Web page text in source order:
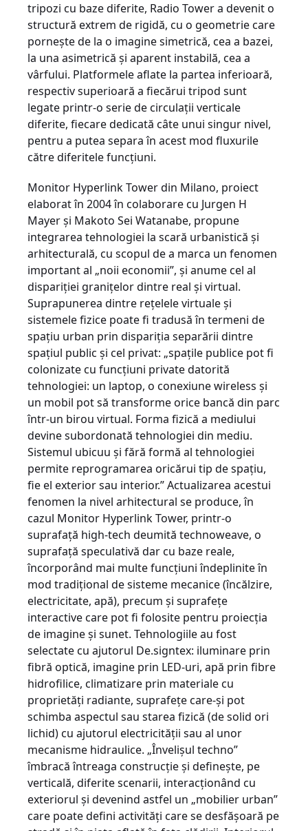
tripozi cu baze diferite, Radio Tower a devenit o
structură extrem de rigidă, cu o geometrie care
porneşte de la o imagine simetrică, cea a bazei,
la una asimetrică şi aparent instabilă, cea a
vârfului. Platformele aflate la partea inferioară,
respectiv superioară a fiecărui tripod sunt
legate printr-o serie de circulaţii verticale
diferite, fiecare dedicată câte unui singur nivel,
pentru a putea separa în acest mod fluxurile
către diferitele funcţiuni.
Monitor Hyperlink Tower din Milano, proiect
elaborat în 2004 în colaborare cu Jurgen H
Mayer şi Makoto Sei Watanabe, propune
integrarea tehnologiei la scară urbanistică şi
arhitecturală, cu scopul de a marca un fenomen
important al „noii economii”, şi anume cel al
dispariţiei graniţelor dintre real şi virtual.
Suprapunerea dintre reţelele virtuale şi
sistemele fizice poate fi tradusă în termeni de
spaţiu urban prin dispariţia separării dintre
spaţiul public şi cel privat: „spaţile publice pot fi
colonizate cu funcţiuni private datorită
tehnologiei: un laptop, o conexiune wireless şi
un mobil pot să transforme orice bancă din parc
într-un birou virtual. Forma fizică a mediului
devine subordonată tehnologiei din mediu.
Sistemul ubicuu şi fără formă al tehnologiei
permite reprogramarea oricărui tip de spaţiu,
fie el exterior sau interior.” Actualizarea acestui
fenomen la nivel arhitectural se produce, în
cazul Monitor Hyperlink Tower, printr-o
suprafaţă high-tech deumită technoweave, o
suprafaţă speculativă dar cu baze reale,
încorporând mai multe funcţiuni îndeplinite în
mod tradiţional de sisteme mecanice (încălzire,
electricitate, apă), precum şi suprafeţe
interactive care pot fi folosite pentru proiecţia
de imagine şi sunet. Tehnologiile au fost
selectate cu ajutorul De.signtex: iluminare prin
fibră optică, imagine prin LED-uri, apă prin fibre
hidrofilice, climatizare prin materiale cu
proprietăţi radiante, suprafeţe care-şi pot
schimba aspectul sau starea fizică (de solid ori
lichid) cu ajutorul electricităţii sau al unor
mecanisme hidraulice. „Învelişul techno”
îmbracă întreaga construcţie şi defineşte, pe
verticală, diferite scenarii, interacţionând cu
exteriorul şi devenind astfel un „mobilier urban”
care poate defini activităţi care se desfăşoară pe